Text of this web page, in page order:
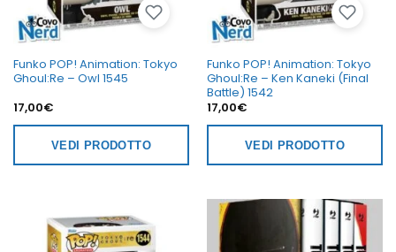
Funko POP! Animation: Tokyo
Ghoul:Re – Owl 1545
17,00€
VEDI PRODOTTO
Funko POP! Animation: Tokyo
Ghoul:Re – Ken Kaneki (Final
Battle) 1542
17,00€
VEDI PRODOTTO